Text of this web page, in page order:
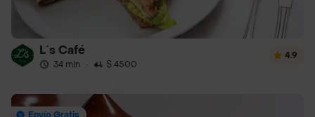
L´s Café
34 min · $ 4500
4.9